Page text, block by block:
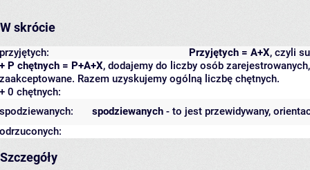
W skrócie
Przyjętych = A+X, czyli
przyjętych:
+ P chętnych = P+A+X, dodajemy do liczby osób
zaakceptowane. Razem uzyskujemy ogólną liczbę chętnych.
+ 0 chętnych:
spodziewanych - to jest przewidywany,
spodziewanych:
odrzuconych:
Szczegóły